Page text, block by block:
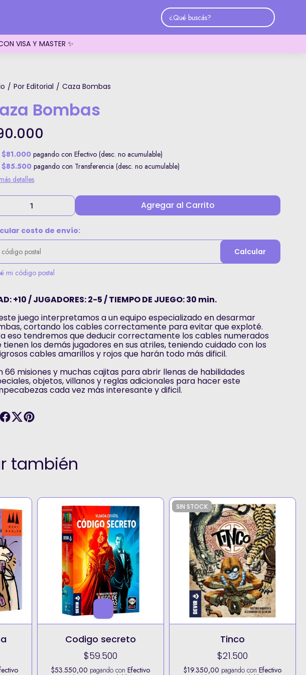
VISA Y MASTER ✨
/ Por Editorial / Caza Bombas
Bombas
$81.000 pagando con Efectivo (desc. no acumulable)
$85.500 pagando con Transferencia (desc. no acumulable)
detalles
Agregar al Carrito
costo de envío:
Calcular
mi código postal
+10 / JUGADORES: 2-5 / TIEMPO DE JUEGO: 30 min.
juego interpretamos a un equipo especializado en desarmar
cortando los cables correctamente para evitar que exploté.
eso tendremos que deducir correctamente los cables numerados
tienen los demás jugadores en sus atriles, teniendo cuidado con los
cables amarillos y rojos que harán todo más dificil.
66 misiones y muchas cajitas para abrir llenas de habilidades
objetos, villanos y reglas adicionales para hacer este
cada vez más interesante y dificil.
también
Codigo secreto
$59.500
$53.550,00 pagando conEfectivo
SIN STOCK
Tinco
$21.500
$19.350,00 pagando conEfectivo